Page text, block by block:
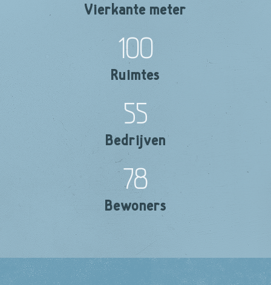
Vierkante meter
100
Ruimtes
55
Bedrijven
78
Bewoners